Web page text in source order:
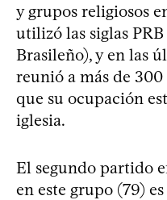
y grupos religiosos
utilizó las siglas
Brasileño), y en las
reunió a más de
que su ocupación
iglesia.
El segundo partido
en este grupo (79)